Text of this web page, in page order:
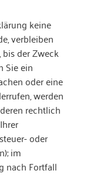
keine
verbleiben
der Zweck
Sie ein
oder eine
werden
rechtlich
oder
im
nach Fortfall